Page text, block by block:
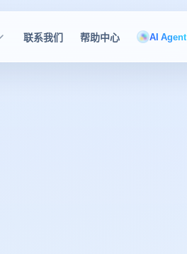
联系我们 帮助中心 AI Agent